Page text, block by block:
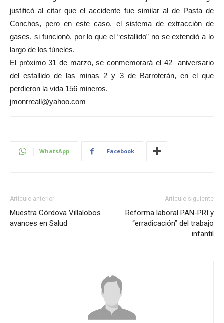
justificó al citar que el accidente fue similar al de Pasta de
Conchos, pero en este caso, el sistema de extracción de
gases, si funcionó, por lo que el “estallido” no se extendió a lo
largo de los túneles.
El próximo 31 de marzo, se conmemorará el 42 aniversario
del estallido de las minas 2 y 3 de Barroterán, en el que
perdieron la vida 156 mineros.
jmonrreall@yahoo.com
WhatsApp Facebook
Artículo anterior
Muestra Córdova Villalobos
avances en Salud
Artículo siguiente
Reforma laboral PAN-PRI y
“erradicación” del trabajo
infantil